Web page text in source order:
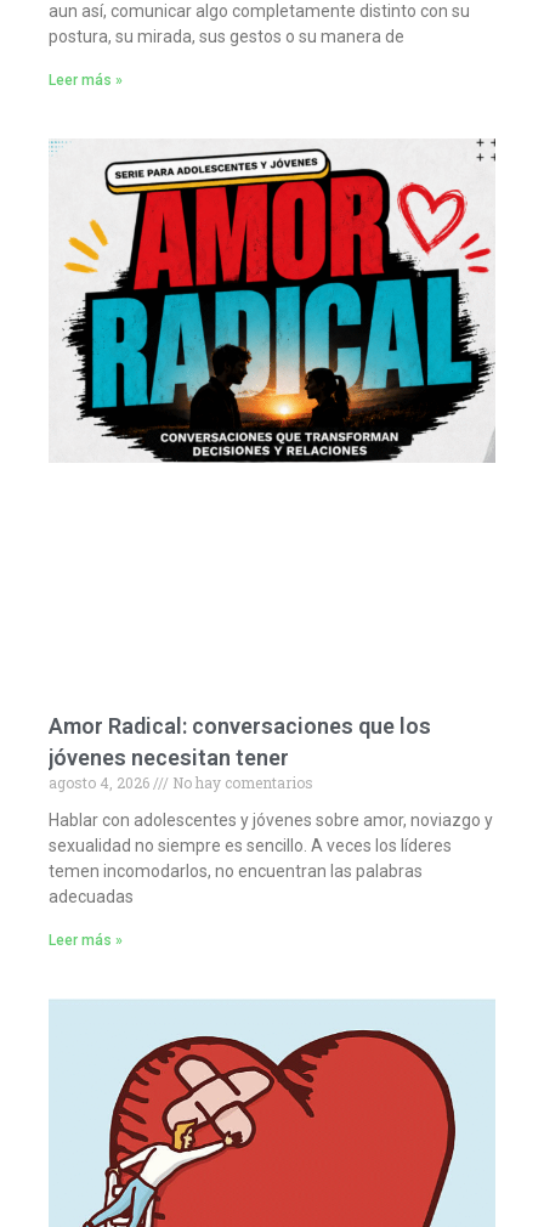
aun así, comunicar algo completamente distinto con su
postura, su mirada, sus gestos o su manera de
Leer más »
Amor Radical: conversaciones que los
jóvenes necesitan tener
agosto 4, 2026
No hay comentarios
Hablar con adolescentes y jóvenes sobre amor, noviazgo y
sexualidad no siempre es sencillo. A veces los líderes
temen incomodarlos, no encuentran las palabras
adecuadas
Leer más »